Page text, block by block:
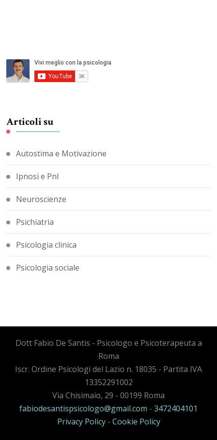
Articoli su
Autostima e Motivazione
Ipnosi e Pnl
Neuroscienze
Psichiatria
Psicologia clinica
Psicologia sociale
Dott Fabio De Santis - Psicologo e Psicoterapeuta a
Roma
Iscr. Ordine Psicologi del Lazio n. 18035 - Partita IVA
13352291002
Via Chisimaio, 29 - 00199 Roma
fabiodesantispsicologo@gmail.com - 3472404101
Privacy Policy- Cookie Policy